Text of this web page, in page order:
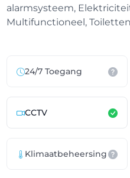
alarmsysteem,
Multifunctioneel,
24/7 Toegang
CCTV
Klimaatbeheersing